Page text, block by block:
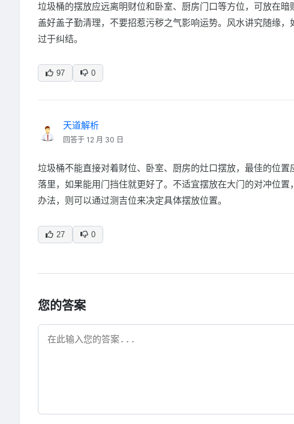
垃圾桶的摆放应远离明财位和卧室、厨房门口等方位，可放在
盖好盖子勤清理，不要招惹污秽之气影响运势。风水讲究随缘
过于纠结。
97 0
天道解析
回答于 12 月 30 日
垃圾桶不能直接对着财位、卧室、厨房的灶口摆放，最佳的位置
落里，如果能用门挡住就更好了。不适宜摆放在大门的对冲位置
办法，则可以通过测吉位来决定具体摆放位置。
27 0
您的答案